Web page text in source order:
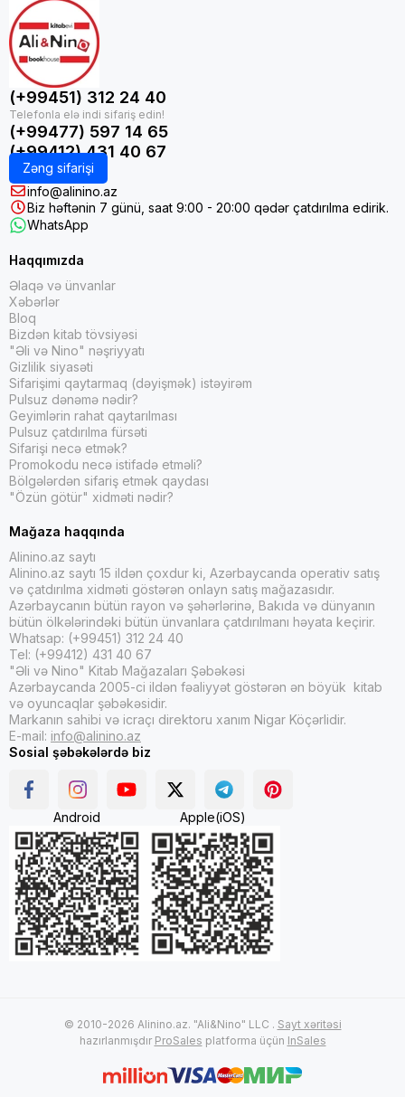
(+99451) 312 24 40
(+99477) 597 14 65
(+99412) 431 40 67
Zəng sifarişi
info@alinino.az
Biz həftənin 7 günü, saat 9:00 - 20:00 qədər çatdırılma edirik.
WhatsApp
Haqqımızda
Əlaqə və ünvanlar
Xəbərlər
Bloq
Bizdən kitab tövsiyəsi
"Əli və Nino" nəşriyyatı
Gizlilik siyasəti
Sifarişimi qaytarmaq (dəyişmək) istəyirəm
Pulsuz dənəmə nədir?
Geyimlərin rahat qaytarılması
Pulsuz çatdırılma fürsəti
Sifarişi necə etmək?
Promokodu necə istifadə etməli?
Bölgələrdən sifariş etmək qaydası
"Özün götür" xidməti nədir?
Mağaza haqqında
Alinino.az saytı
Alinino.az saytı 15 ildən çoxdur ki, Azərbaycanda operativ satış
və çatdırılma xidməti göstərən onlayn satış mağazasıdır.
Azərbaycanın bütün rayon və şəhərlərinə, Bakıda və dünyanın
bütün ölkələrindəki bütün ünvanlara çatdırılmanı həyata keçirir.
Whatsap: (+99451) 312 24 40
Tel: (+99412) 431 40 67
"Əli və Nino" Kitab Mağazaları Şəbəkəsi
Azərbaycanda 2005-ci ildən fəaliyyət göstərən ən böyük kitab
və oyuncaqlar şəbəkəsidir.
Markanın sahibi və icraçı direktoru xanım Nigar Köçərlidir.
E-mail: info@alinino.az
Sosial şəbəkələrdə biz
Android Apple(iOS)
© 2010-2026 Alinino.az. "Ali&Nino" LLC . Sayt xəritəsi
hazırlanmışdır ProSales platforma üçün InSales